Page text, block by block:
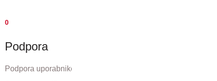
0
Podpora
Podpora uporabnikom